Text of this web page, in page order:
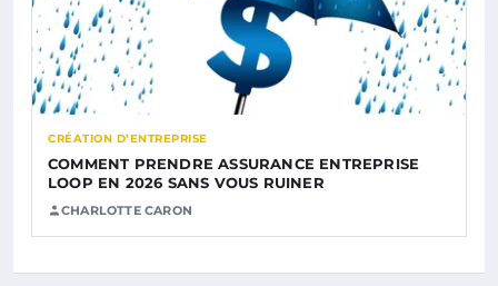
CRÉATION D’ENTREPRISE
COMMENT PRENDRE ASSURANCE ENTREPRISE
LOOP EN 2026 SANS VOUS RUINER
CHARLOTTE CARON